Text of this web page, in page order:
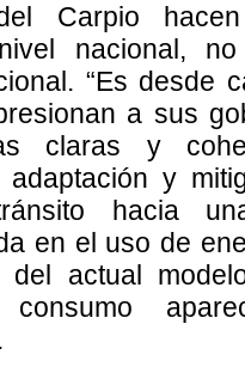
Carpio
nacional,
“Es desde
a sus
claras y
adaptación y
hacia
en el uso de
actual